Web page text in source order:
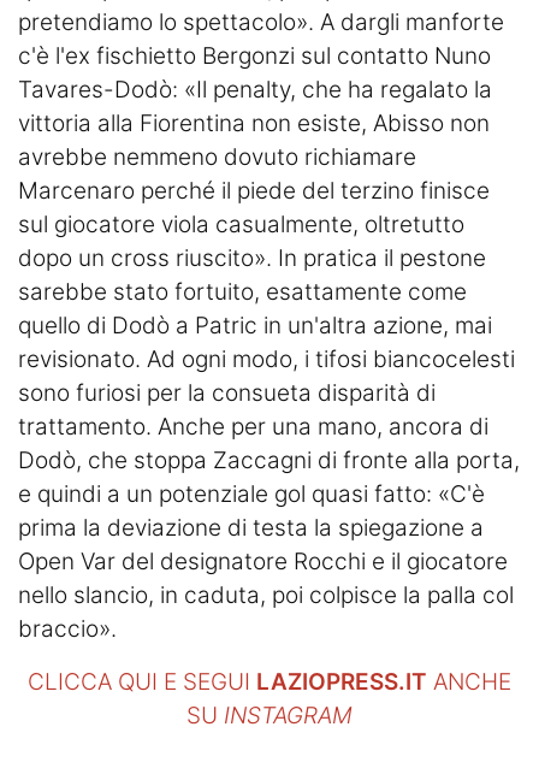
pretendiamo lo spettacolo». A dargli manforte
c'è l'ex fischietto Bergonzi sul contatto Nuno
Tavares-Dodò: «Il penalty, che ha regalato la
vittoria alla Fiorentina non esiste, Abisso non
avrebbe nemmeno dovuto richiamare
Marcenaro perché il piede del terzino finisce
sul giocatore viola casualmente, oltretutto
dopo un cross riuscito». In pratica il pestone
sarebbe stato fortuito, esattamente come
quello di Dodò a Patric in un'altra azione, mai
revisionato. Ad ogni modo, i tifosi biancocelesti
sono furiosi per la consueta disparità di
trattamento. Anche per una mano, ancora di
Dodò, che stoppa Zaccagni di fronte alla porta,
e quindi a un potenziale gol quasi fatto: «C'è
prima la deviazione di testa la spiegazione a
Open Var del designatore Rocchi e il giocatore
nello slancio, in caduta, poi colpisce la palla col
braccio».
CLICCA QUI E SEGUI LAZIOPRESS.IT ANCHE
SU INSTAGRAM